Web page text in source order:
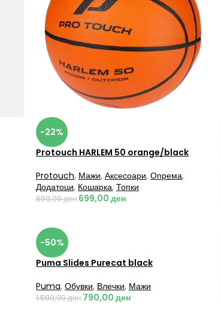
-22%
Protouch HARLEM 50 orange/black
Protouch, Мажи, Аксесоари, Опрема,
Додатоци, Кошарка, Топки
899,00ден 699,00 ден
-50%
Puma Slides Purecat black
Puma, Обувки, Влечки, Мажи
1.590,00ден 790,00 ден